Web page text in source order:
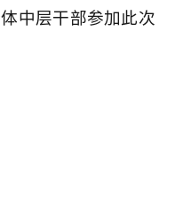
中层干部参加此次